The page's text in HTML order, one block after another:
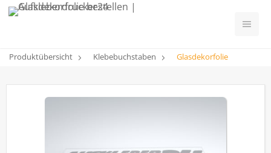
Produktübersicht Klebebuchstaben Glasdekorfolie